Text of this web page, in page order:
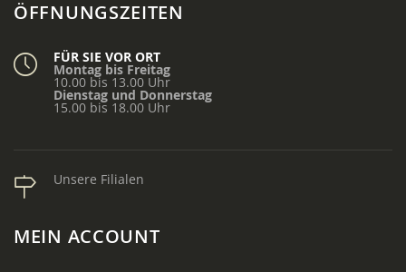
ÖFFNUNGSZEITEN
FÜR SIE VOR ORT
Montag bis Freitag
10.00 bis 13.00 Uhr
Dienstag und Donnerstag
15.00 bis 18.00 Uhr
Unsere Filialen
MEIN ACCOUNT